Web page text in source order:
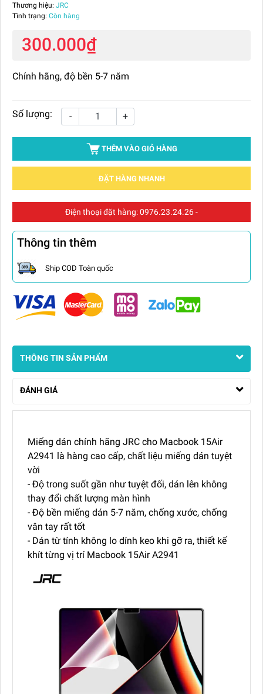
Thương hiệu: JRC
Tình trạng: Còn hàng
300.000₫
Chính hãng, độ bền 5-7 năm
Số lượng: - +
THÊM VÀO GIỎ HÀNG
ĐẶT HÀNG NHANH
Điện thoại đặt hàng:0976.23.24.26-
Thông tin thêm
Ship COD Toàn quốc
THÔNG TIN SẢN PHẨM
ĐÁNH GIÁ
Miếng dán chính hãng JRC cho Macbook 15Air
A2941 là hàng cao cấp, chất liệu miếng dán tuyệt
vời
- Độ trong suốt gần như tuyệt đối, dán lên không
thay đổi chất lượng màn hình
- Độ bền miếng dán 5-7 năm, chống xước, chống
vân tay rất tốt
- Dán từ tính không lo dính keo khi gỡ ra, thiết kế
khít từng vị trí Macbook 15Air A2941